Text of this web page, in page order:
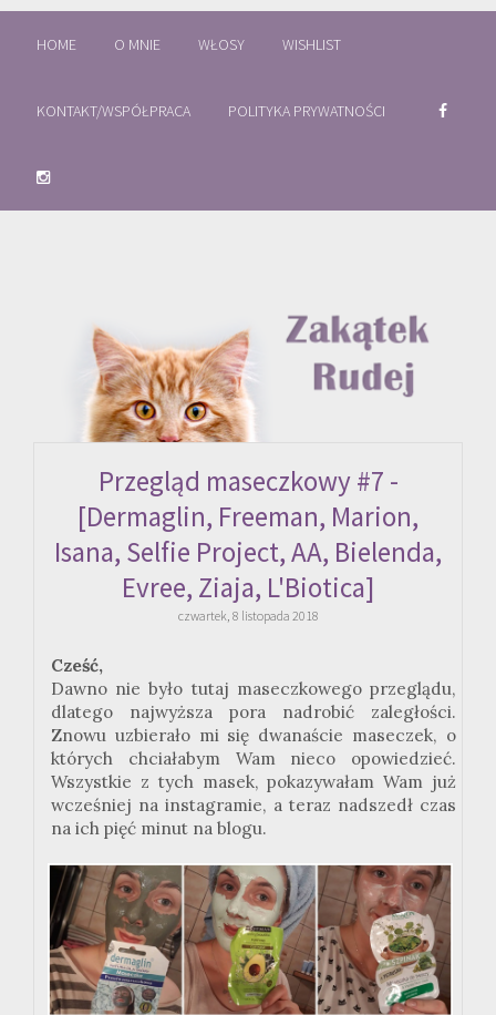
HOME O MNIE WŁOSY WISHLIST
KONTAKT/WSPÓŁPRACA POLITYKA PRYWATNOŚCI
Przegląd maseczkowy #7 -
[Dermaglin, Freeman, Marion,
Isana, Selfie Project, AA, Bielenda,
Evree, Ziaja, L'Biotica]
czwartek, 8 listopada 2018
Cześć,
Dawno nie było tutaj maseczkowego przeglądu,
dlatego najwyższa pora nadrobić zaległości.
Znowu uzbierało mi się dwanaście maseczek, o
których chciałabym Wam nieco opowiedzieć.
Wszystkie z tych masek, pokazywałam Wam już
wcześniej na instagramie, a teraz nadszedł czas
na ich pięć minut na blogu.